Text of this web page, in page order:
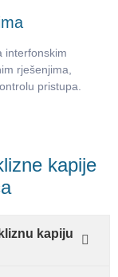
interfonskim
rješenjima,
pristupa.
kapije
kapiju